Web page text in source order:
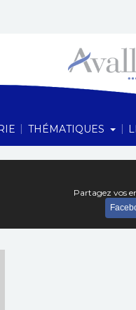
| THÉMATIQUES |
1 Rue du Maréchal
Partagez vos